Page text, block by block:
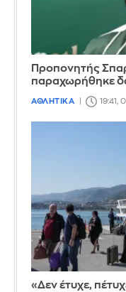
Προπονητής
παραχωρήθηκε
ΑΘΛΗΤΙΚΑ 19:41,
«Δεν έτυχε,